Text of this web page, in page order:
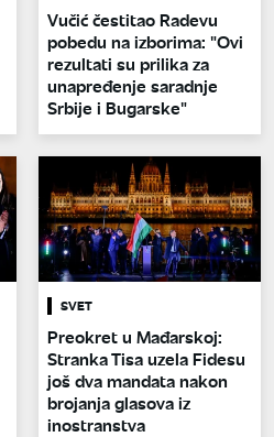
Vučić čestitao Radevu
pobedu na izborima: "Ovi
rezultati su prilika za
unapređenje saradnje
Srbije i Bugarske"
SVET
Preokret u Mađarskoj:
Stranka Tisa uzela Fidesu
još dva mandata nakon
brojanja glasova iz
inostranstva